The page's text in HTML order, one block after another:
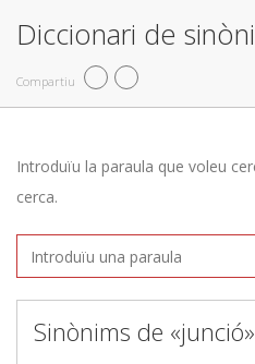
Diccionari de
Compartiu
Introduïu la paraula que voleu
cerca.
Sinònims de «junció»